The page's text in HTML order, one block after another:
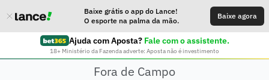
Baixe grátis o app do Lance!
O esporte na palma da mão.
Baixe agora
Ajuda com Aposta? Fale com o assistente.
18+ Ministério da Fazenda adverte: Aposta não é investimento
Fora de Campo